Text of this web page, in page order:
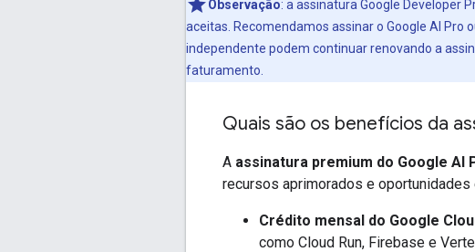
Observação: a assinatura Google Developer
aceitas. Recomendamos assinar o Google AI Pro
independente podem continuar renovando a
faturamento.
Quais são os benefícios da
A assinatura premium do Google AI
recursos aprimorados e oportunidades
Crédito mensal do Google
como Cloud Run, Firebase e